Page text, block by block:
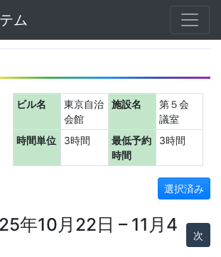
ム
ビル名
東京自治
会館
施設名
第５会
議室
時間単位
3時間
最低予約
時間
3時間
選択済み
年10月22日 – 11月4
次